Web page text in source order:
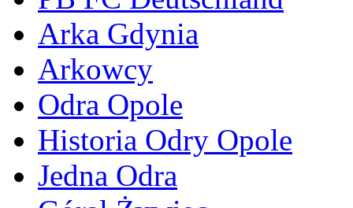
Arka Gdynia
Arkowcy
Odra Opole
Historia Odry Opole
Jedna Odra